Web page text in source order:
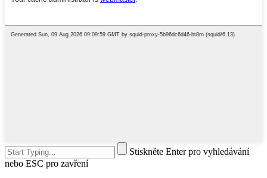
Stiskněte Enter pro vyhledávání
nebo ESC pro zavření